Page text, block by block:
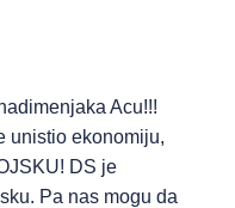
Acu!!!
unistio ekonomiju,
DS je
Pa nas mogu da